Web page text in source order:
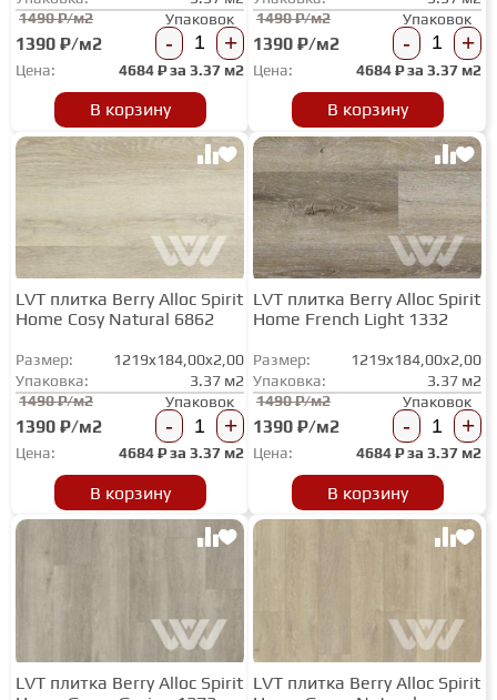
1490 ₽/м2
1390 ₽/м2
Упаковок
- +
Цена: 4684₽ за 3.37 м2
В корзину
1490 ₽/м2
1390 ₽/м2
Упаковок
- +
Цена: 4684₽ за 3.37 м2
В корзину
LVT плитка Berry Alloc Spirit
Home Cosy Natural 6862
Размер:
1219x184,00x2,00
Упаковка:
3.37 м2
1490 ₽/м2
1390 ₽/м2
Упаковок
- +
Цена: 4684₽ за 3.37 м2
В корзину
LVT плитка Berry Alloc Spirit
Home French Light 1332
Размер:
1219x184,00x2,00
Упаковка:
3.37 м2
1490 ₽/м2
1390 ₽/м2
Упаковок
- +
Цена: 4684₽ за 3.37 м2
В корзину
LVT плитка Berry Alloc Spirit LVT плитка Berry Alloc Spirit